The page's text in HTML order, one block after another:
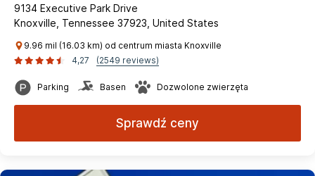
9134 Executive Park Drive
Knoxville, Tennessee 37923, United States
9.96 mil (16.03 km) od centrum miasta Knoxville
4,27
(2549 reviews)
Parking Basen Dozwolone zwierzęta
Sprawdź ceny